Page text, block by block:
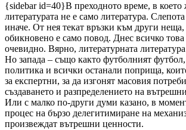
{sidebar id=40}В преходното време, в
литературата не е само литература.
иначе. От нея текат връзки към други неща,
обикновено е само повод. Днес всичко това
очевидно. Вярно, литературната
Но запада – също както футболният
политика и всички останали поприща,
за експертни, за да изгонят масовия
създаването и разпределението на
Или с малко по-други думи казано, в
процес на бързо делегитимиране на
произвеждат вътрешни ценности.